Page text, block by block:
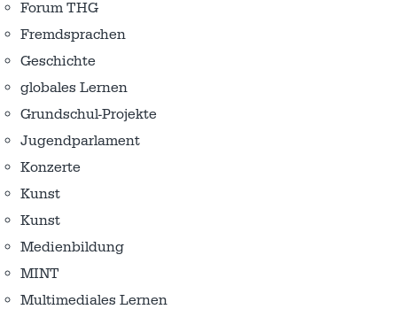
Forum THG
Fremdsprachen
Geschichte
globales Lernen
Grundschul-Projekte
Jugendparlament
Konzerte
Kunst
Kunst
Medienbildung
MINT
Multimediales Lernen